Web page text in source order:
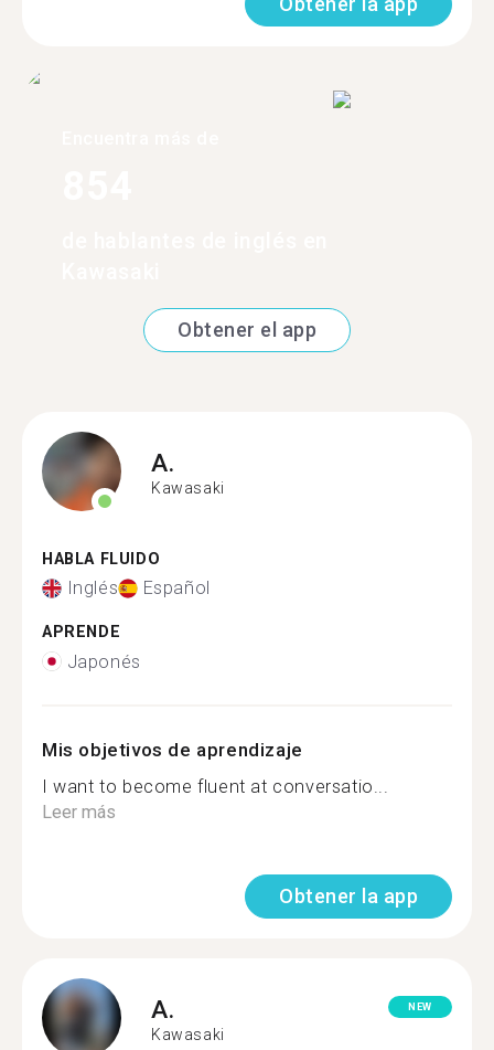
Obtener el app
A.
Kawasaki
HABLA FLUIDO
Inglés Español
APRENDE
Japonés
Mis objetivos de aprendizaje
I want to become fluent at conversatio...
Leer más
Obtener la app
A.
Kawasaki
NEW